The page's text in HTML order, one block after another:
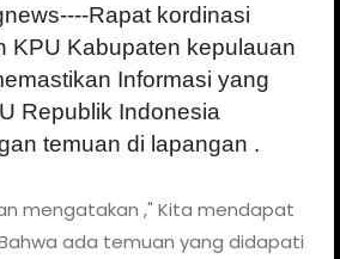
Rapat kordinasi
KPU Kabupaten kepulauan
Informasi yang
Republik Indonesia
temuan di lapangan .
mengatakan ," Kita mendapat
Bahwa ada temuan yang didapati